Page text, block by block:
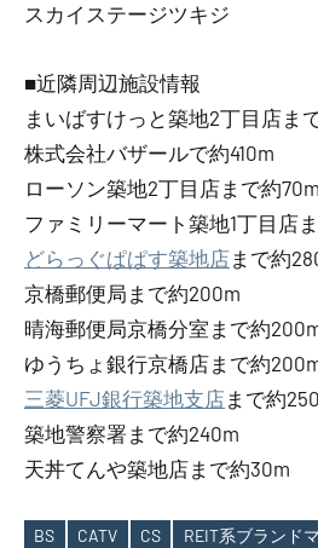
スカイステージツキジ
■近隣周辺施設情報
まいばすけっと築地2丁目店ま
株式会社バザールで約410m
ローソン築地2丁目店まで約70m
ファミリーマート築地1丁目店
どらっぐぱぱす築地店まで約
京橋郵便局まで約200m
晴海郵便局京橋分室まで約
ゆうちょ銀行京橋店まで約
三菱UFJ銀行築地支店まで約
築地警察署まで約240m
天丼てんや築地店まで約30m
BS CATV CS REIT系ブランド